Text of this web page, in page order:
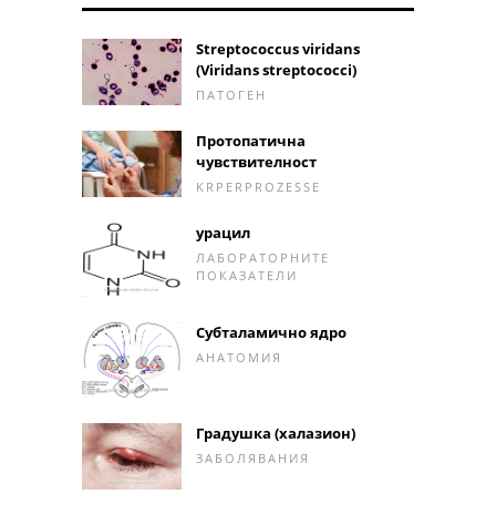
Streptococcus viridans
(Viridans streptococci)
ПАТОГЕН
Протопатична
чувствителност
KRPERPROZESSE
урацил
ЛАБОРАТОРНИТЕ
ПОКАЗАТЕЛИ
Субталамично ядро
АНАТОМИЯ
Градушка (халазион)
ЗАБОЛЯВАНИЯ